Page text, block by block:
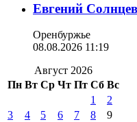
Евгений
Оренбуржье
08.08.2026 11:19
Август 2026
Пн Вт Ср Чт Пт Сб Вс
1
2
3
4 5 6 7 8
9